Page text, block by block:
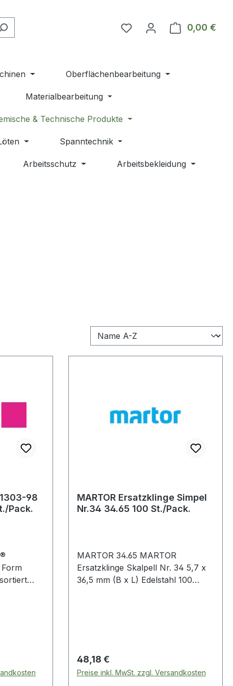
Du hast 0 Produkte auf
0,00 €
Oberflächenbearbeitung
Materialbearbeitung
& Technische Produkte
Spanntechnik
Arbeitsschutz Arbeitsbekleidung
98
Pack.
MARTOR Ersatzklinge Simpel
Nr.34 34.65 100 St./Pack.
MARTOR 34.65 MARTOR
Ersatzklinge Skalpell Nr. 34 5,7 x
36,5 mm (B x L) Edelstahl 100
Regulärer Preis:
48,18 €
Preise inkl. MwSt. zzgl. Versandkosten